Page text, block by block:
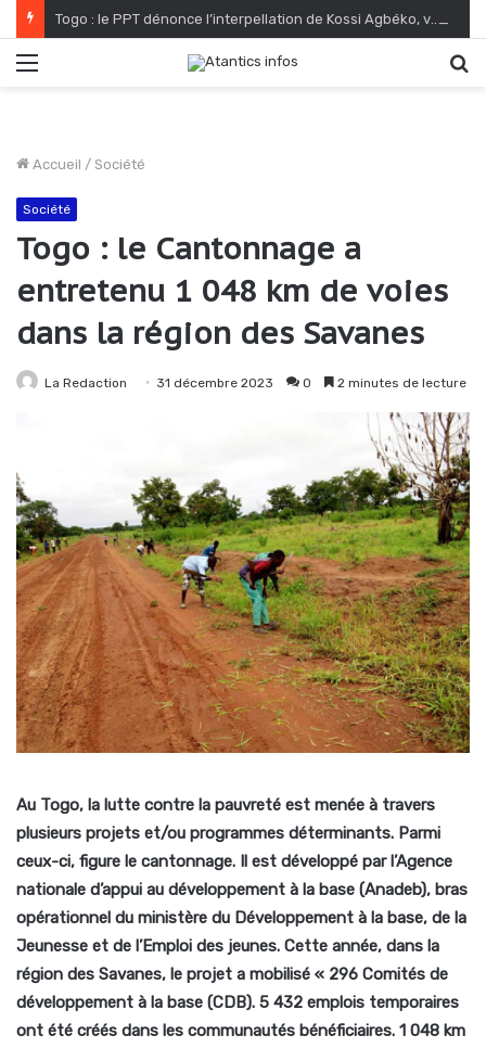
Togo : le PPT dénonce l’interpellation de Kossi Agbéko, vendeur de journaux à Lomé
Accueil / Société
Société
Togo : le Cantonnage a
entretenu 1 048 km de voies
dans la région des Savanes
La Redaction 31 décembre 2023 0 2 minutes de lecture
Au Togo, la lutte contre la pauvreté est menée à travers
plusieurs projets et/ou programmes déterminants. Parmi
ceux-ci, figure le cantonnage. Il est développé par l’Agence
nationale d’appui au développement à la base (Anadeb), bras
opérationnel du ministère du Développement à la base, de la
Jeunesse et de l’Emploi des jeunes. Cette année, dans la
région des Savanes, le projet a mobilisé « 296 Comités de
développement à la base (CDB). 5 432 emplois temporaires
ont été créés dans les communautés bénéficiaires. 1 048 km